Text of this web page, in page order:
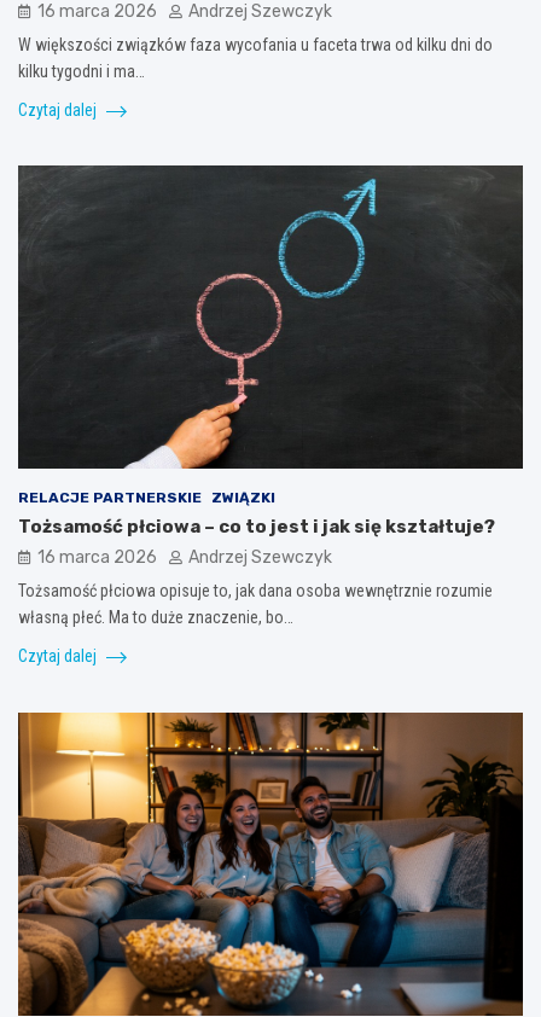
16 marca 2026 Andrzej Szewczyk
W większości związków faza wycofania u faceta trwa od kilku dni do
kilku tygodni i ma…
Czytaj dalej
RELACJE PARTNERSKIE ZWIĄZKI
Tożsamość płciowa – co to jest i jak się kształtuje?
16 marca 2026 Andrzej Szewczyk
Tożsamość płciowa opisuje to, jak dana osoba wewnętrznie rozumie
własną płeć. Ma to duże znaczenie, bo…
Czytaj dalej